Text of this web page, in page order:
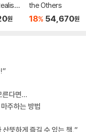
2
원
the Others
18% 54,670원
른다면…
주하는 방법
뜻하게 즐길 수 있는 책.”